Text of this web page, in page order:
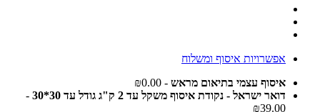
אפשרויות איסוף ומשלוח
איסוף עצמי בתיאום מראש - ₪0.00
דואר ישראל - נקודת איסוף משקל עד 2 ק"ג גודל עד 30*30
-
₪39.00